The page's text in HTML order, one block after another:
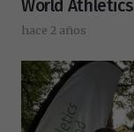
World Athletics
hace 2 años